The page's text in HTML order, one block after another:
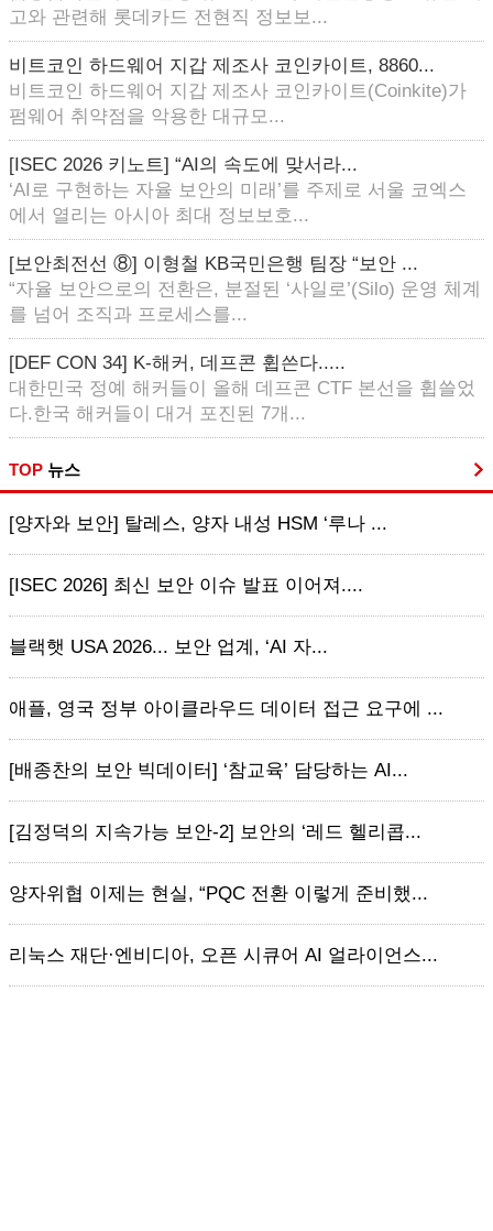
고와 관련해 롯데카드 전현직 정보보...
비트코인 하드웨어 지갑 제조사 코인카이트, 8860...
비트코인 하드웨어 지갑 제조사 코인카이트(Coinkite)가
펌웨어 취약점을 악용한 대규모...
[ISEC 2026 키노트] “AI의 속도에 맞서라...
‘AI로 구현하는 자율 보안의 미래’를 주제로 서울 코엑스
에서 열리는 아시아 최대 정보보호...
[보안최전선 ⑧] 이형철 KB국민은행 팀장 “보안 ...
“자율 보안으로의 전환은, 분절된 ‘사일로’(Silo) 운영 체계
를 넘어 조직과 프로세스를...
[DEF CON 34] K-해커, 데프콘 휩쓴다.....
대한민국 정예 해커들이 올해 데프콘 CTF 본선을 휩쓸었
다.한국 해커들이 대거 포진된 7개...
TOP 뉴스
[양자와 보안] 탈레스, 양자 내성 HSM ‘루나 ...
[ISEC 2026] 최신 보안 이슈 발표 이어져....
블랙햇 USA 2026... 보안 업계, ‘AI 자...
애플, 영국 정부 아이클라우드 데이터 접근 요구에 ...
[배종찬의 보안 빅데이터] ‘참교육’ 담당하는 AI...
[김정덕의 지속가능 보안-2] 보안의 ‘레드 헬리콥...
양자위협 이제는 현실, “PQC 전환 이렇게 준비했...
리눅스 재단·엔비디아, 오픈 시큐어 AI 얼라이언스...